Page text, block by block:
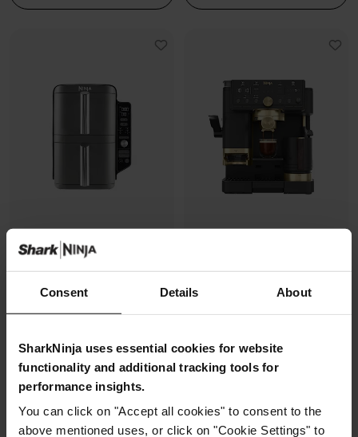
Consent Details About
SharkNinja uses essential cookies for website
functionality and additional tracking tools for
performance insights.
You can click on "Accept all cookies" to consent to the
above mentioned uses, or click on "Cookie Settings" to
Air Fryer Ninja DoubleStack XL,
superposées
Gain de place, 30% moins
Pro, pensée par David Beckham
Modèle: ES771EUBK
Machine à expresso semi-
de mouture
Broyeur et balance intégrés